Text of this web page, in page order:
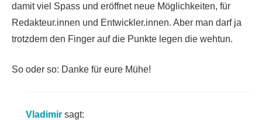
damit viel Spass und eröffnet neue Möglichkeiten, für
Redakteur.innen und Entwickler.innen. Aber man darf ja
trotzdem den Finger auf die Punkte legen die wehtun.
So oder so: Danke für eure Mühe!
Vladimir sagt: